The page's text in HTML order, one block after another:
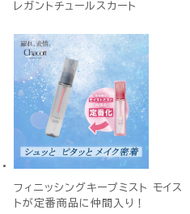
レガントチュールスカート
フィニッシングキープミスト モイス
トが定番商品に仲間入り！